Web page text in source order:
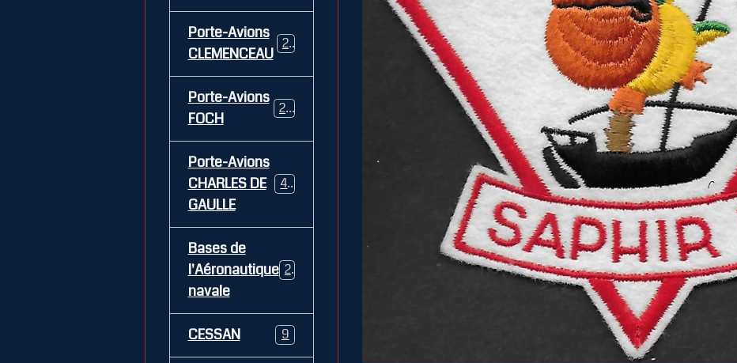
Porte-Avions
CLEMENCEAU
26
Porte-Avions
FOCH
29
Porte-Avions
CHARLES DE
GAULLE
469
Bases de
l'Aéronautique
navale
269
CESSAN 9